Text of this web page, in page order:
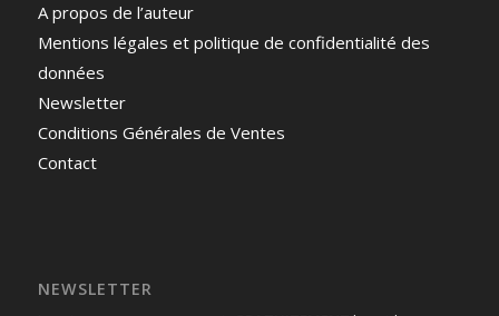
A propos de l’auteur
Mentions légales et politique de confidentialité des
données
Newsletter
Conditions Générales de Ventes
Contact
NEWSLETTER